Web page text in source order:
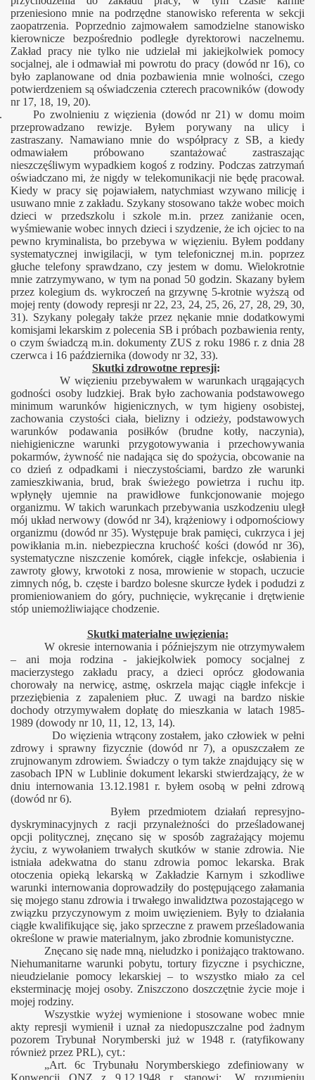
przeniesiono mnie na podrzędne stanowisko referenta w sekcji
zaopatrzenia. Poprzednio zajmowałem samodzielne stanowisko
kierownicze bezpośrednio podległe dyrektorowi naczelnemu.
Zakład pracy nie tylko nie udzielał mi jakiejkolwiek pomocy
socjalnej, ale i odmawiał mi powrotu do pracy (dowód nr 16), co
było zaplanowane od dnia pozbawienia mnie wolności, czego
potwierdzeniem są oświadczenia czterech pracowników (dowody
nr 17, 18, 19, 20).
Po zwolnieniu z więzienia (dowód nr 21) w domu moim
przeprowadzano rewizje. Byłem porywany na ulicy i
zastraszany. Namawiano mnie do współpracy z SB, a kiedy
odmawiałem próbowano szantażować zastraszając
nieszczęśliwym wypadkiem kogoś z rodziny. Podczas zatrzymań
oświadczano mi, że nigdy w telekomunikacji nie będę pracował.
Kiedy w pracy się pojawiałem, natychmiast wzywano milicję i
usuwano mnie z zakładu. Szykany stosowano także wobec moich
dzieci w przedszkolu i szkole m.in. przez zaniżanie ocen,
wyśmiewanie wobec innych dzieci i szydzenie, że ich ojciec to na
pewno kryminalista, bo przebywa w więzieniu. Byłem poddany
systematycznej inwigilacji, w tym telefonicznej m.in. poprzez
głuche telefony sprawdzano, czy jestem w domu. Wielokrotnie
mnie zatrzymywano, w tym na ponad 50 godzin. Skazany byłem
przez kolegium ds. wykroczeń na grzywnę 5-krotnie wyższą od
mojej renty (dowody represji nr 22, 23, 24, 25, 26, 27, 28, 29, 30,
31). Szykany polegały także przez nękanie mnie dodatkowymi
komisjami lekarskim z polecenia SB i próbach pozbawienia renty,
o czym świadczą m.in. dokumenty ZUS z roku 1986 r. z dnia 28
czerwca i 16 października (dowody nr 32, 33).
Skutki zdrowotne represji:
W więzieniu przebywałem w warunkach urągających
godności osoby ludzkiej. Brak było zachowania podstawowego
minimum warunków higienicznych, w tym higieny osobistej,
zachowania czystości ciała, bielizny i odzieży, podstawowych
warunków podawania posiłków (brudne kotły, naczynia),
niehigieniczne warunki przygotowywania i przechowywania
pokarmów, żywność nie nadająca się do spożycia, obcowanie na
co dzień z odpadkami i nieczystościami, bardzo złe warunki
zamieszkiwania, brud, brak świeżego powietrza i ruchu itp.
wpłynęły ujemnie na prawidłowe funkcjonowanie mojego
organizmu. W takich warunkach przebywania uszkodzeniu uległ
mój układ nerwowy (dowód nr 34), krążeniowy i odpornościowy
organizmu (dowód nr 35). Występuje brak pamięci, cukrzyca i jej
powikłania m.in. niebezpieczna kruchość kości (dowód nr 36),
systematyczne niszczenie komórek, ciągłe infekcje, osłabienia i
zawroty głowy, krwotoki z nosa, mrowienie w stopach, uczucie
zimnych nóg, b. częste i bardzo bolesne skurcze łydek i podudzi z
promieniowaniem do góry, puchnięcie, wykręcanie i drętwienie
stóp uniemożliwiające chodzenie.
Skutki materialne uwięzienia:
W okresie internowania i późniejszym nie otrzymywałem
– ani moja rodzina - jakiejkolwiek pomocy socjalnej z
macierzystego zakładu pracy, a dzieci oprócz głodowania
chorowały na nerwicę, astmę, oskrzela mając ciągłe infekcje i
przeziębienia z zapaleniem płuc. Z uwagi na bardzo niskie
dochody otrzymywałem dopłatę do mieszkania w latach 1985-
1989 (dowody nr 10, 11, 12, 13, 14).
Do więzienia wtrącony zostałem, jako człowiek w pełni
zdrowy i sprawny fizycznie (dowód nr 7), a opuszczałem ze
zrujnowanym zdrowiem. Świadczy o tym także znajdujący się w
zasobach IPN w Lublinie dokument lekarski stwierdzający, że w
dniu internowania 13.12.1981 r. byłem osobą w pełni zdrową
(dowód nr 6).
Byłem przedmiotem działań represyjno-
dyskryminacyjnych z racji przynależności do prześladowanej
opcji politycznej, znęcano się w sposób zagrażający mojemu
życiu, z wywołaniem trwałych skutków w stanie zdrowia. Nie
istniała adekwatna do stanu zdrowia pomoc lekarska. Brak
otoczenia opieką lekarską w Zakładzie Karnym i szkodliwe
warunki internowania doprowadziły do postępującego załamania
się mojego stanu zdrowia i trwałego inwalidztwa pozostającego w
związku przyczynowym z moim uwięzieniem. Były to działania
ciągłe kwalifikujące się, jako sprzeczne z prawem prześladowania
określone w prawie materialnym, jako zbrodnie komunistyczne.
Znęcano się nade mną, nieludzko i poniżająco traktowano.
Niehumanitarne warunki pobytu, tortury fizyczne i psychiczne,
nieudzielanie pomocy lekarskiej – to wszystko miało za cel
eksterminację mojej osoby. Zniszczono doszczętnie życie moje i
mojej rodziny.
Wszystkie wyżej wymienione i stosowane wobec mnie
akty represji wymienił i uznał za niedopuszczalne pod żadnym
pozorem Trybunał Norymberski już w 1948 r. (ratyfikowany
również przez PRL), cyt.:
„Art. 6c Trybunału Norymberskiego zdefiniowany w
Konwencji ONZ z 9.12.1948 r. stanowi: „W rozumieniu